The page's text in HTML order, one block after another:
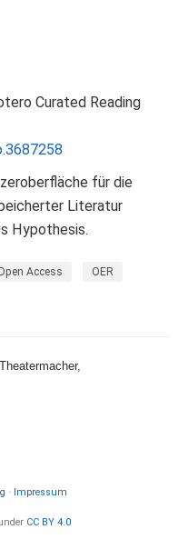
Curated Reading
für die
Literatur
Hypothesis.
Access OER
· Impressum
CC BY 4.0